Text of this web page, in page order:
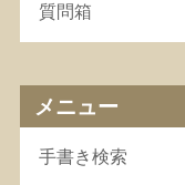
質問箱
メニュー
手書き検索